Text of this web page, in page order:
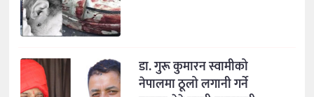
डा. गुरू कुमारन स्वामीको
नेपालमा ठूलो लगानी गर्ने